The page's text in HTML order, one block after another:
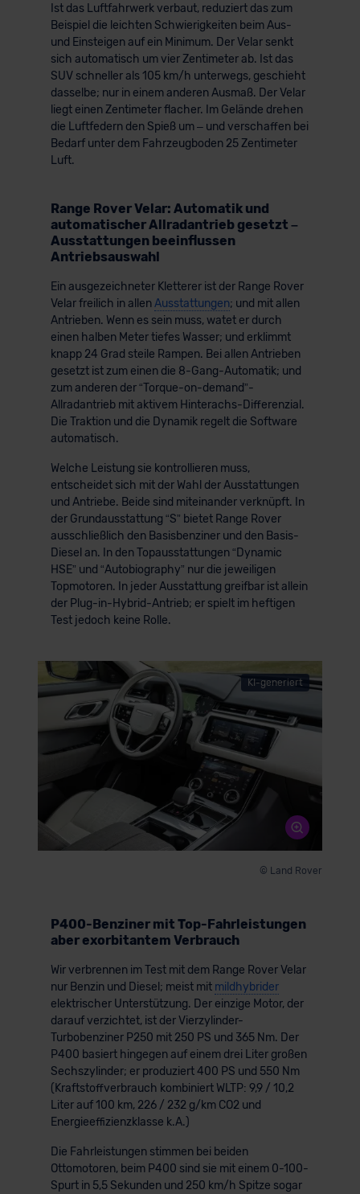
Ist das Luftfahrwerk verbaut, reduziert das zum
Beispiel die leichten Schwierigkeiten beim Aus-
und Einsteigen auf ein Minimum. Der Velar senkt
sich automatisch um vier Zentimeter ab. Ist das
SUV schneller als 105 km/h unterwegs, geschieht
dasselbe; nur in einem anderen Ausmaß. Der Velar
liegt einen Zentimeter flacher. Im Gelände drehen
die Luftfedern den Spieß um – und verschaffen bei
Bedarf unter dem Fahrzeugboden 25 Zentimeter
Luft.
Range Rover Velar: Automatik und
automatischer Allradantrieb gesetzt –
Ausstattungen beeinflussen
Antriebsauswahl
Ein ausgezeichneter Kletterer ist der Range Rover
Velar freilich in allenAusstattungen; und mit allen
Antrieben. Wenn es sein muss, watet er durch
einen halben Meter tiefes Wasser; und erklimmt
knapp 24 Grad steile Rampen. Bei allen Antrieben
gesetzt ist zum einen die 8-Gang-Automatik; und
zum anderen der “Torque-on-demand”-
Allradantrieb mit aktivem Hinterachs-Differenzial.
Die Traktion und die Dynamik regelt die Software
automatisch.
Welche Leistung sie kontrollieren muss,
entscheidet sich mit der Wahl der Ausstattungen
und Antriebe. Beide sind miteinander verknüpft. In
der Grundausstattung “S” bietet Range Rover
ausschließlich den Basisbenziner und den Basis-
Diesel an. In den Topausstattungen “Dynamic
HSE” und “Autobiography” nur die jeweiligen
Topmotoren. In jeder Ausstattung greifbar ist allein
der Plug-in-Hybrid-Antrieb; er spielt im heftigen
Test jedoch keine Rolle.
KI-generiert
© Land Rover
P400-Benziner mit Top-Fahrleistungen
aber exorbitantem Verbrauch
Wir verbrennen im Test mit dem Range Rover Velar
nur Benzin und Diesel; meist mit mildhybrider
elektrischer Unterstützung. Der einzige Motor, der
darauf verzichtet, ist der Vierzylinder-
Turbobenziner P250 mit 250 PS und 365 Nm. Der
P400 basiert hingegen auf einem drei Liter großen
Sechszylinder; er produziert 400 PS und 550 Nm
(Kraftstoffverbrauch kombiniert WLTP: 9,9 / 10,2
Liter auf 100 km, 226 / 232 g/km CO2 und
Energieeffizienzklasse k.A.)
Die Fahrleistungen stimmen bei beiden
Ottomotoren, beim P400 sind sie mit einem 0-100-
Spurt in 5,5 Sekunden und 250 km/h Spitze sogar